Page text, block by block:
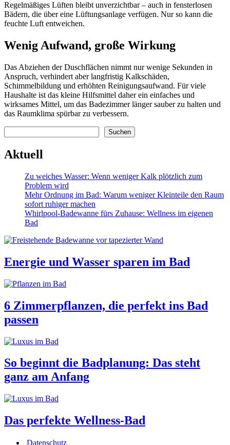
Regelmäßiges Lüften bleibt unverzichtbar – auch in fensterlosen
Bädern, die über eine Lüftungsanlage verfügen. Nur so kann die
feuchte Luft entweichen.
Wenig Aufwand, große Wirkung
Das Abziehen der Duschflächen nimmt nur wenige Sekunden in
Anspruch, verhindert aber langfristig Kalkschäden,
Schimmelbildung und erhöhten Reinigungsaufwand. Für viele
Haushalte ist das kleine Hilfsmittel daher ein einfaches und
wirksames Mittel, um das Badezimmer länger sauber zu halten und
das Raumklima spürbar zu verbessern.
Suchen
Aktuell
Zu weiches Wasser: Wenn weniger Kalk plötzlich zum
Problem wird
Mehr Ordnung im Bad: Warum weniger Kleinteile den Raum
sofort ruhiger machen
Whirlpool-Badewanne fürs Zuhause: Wellness im eigenen
Bad
Energie und Wasser sparen im Bad
6 Zimmerpflanzen, die perfekt ins Bad
passen
So beginnt die Badplanung: Das steht
ganz am Anfang
Das perfekte Wellness-Bad
Datenschutz